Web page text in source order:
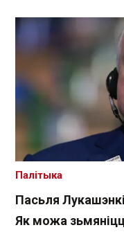
Пасьля
Як можа
Палітыка